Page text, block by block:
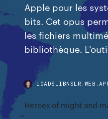
Apple pour les
bits. Cet opus
les fichiers
bibliothèque.
Heroes of might and